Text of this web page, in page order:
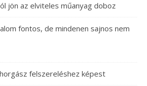
jön az elviteles műanyag doboz
fontos, de mindenen sajnos nem
felszereléshez képest